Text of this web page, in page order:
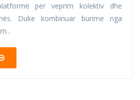
për veprim kolektiv dhe
Duke kombinuar burime nga